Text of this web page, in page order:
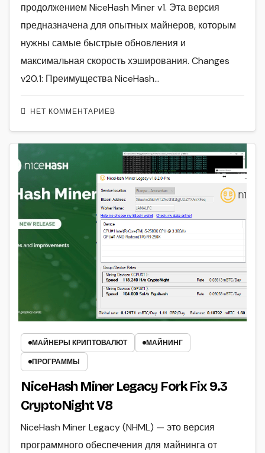
НЕТ КОММЕНТАРИЕВ
продолжением NiceHash Miner v1. Эта версия
предназначена для опытных майнеров, которым
нужны самые быстрые обновления и
максимальная скорость хэширования. Changes
v20.1: Преимущества NiceHash…
МАЙНЕРЫ КРИПТОВАЛЮТ
МАЙНИНГ
ПРОГРАММЫ
NiceHash Miner Legacy Fork Fix 9.3
CryptoNight V8
NiceHash Miner Legacy (NHML) — это версия
программного обеспечения для майнинга от